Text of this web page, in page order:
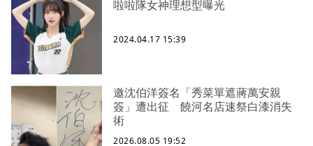
啦啦隊女神理想型曝光
2024.04.17 15:39
邀沈伯洋簽名「秀菜單遮蔣萬安親
簽」遭出征 饒河名店速祭白漆消失
術
2026.08.05 19:52